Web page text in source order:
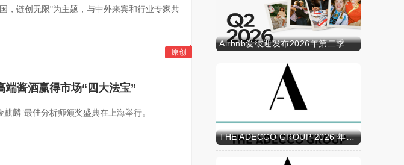
，链创无限"为主题，与中外来宾和行业专家共
原创
酱酒赢得市场“四大法宝”
麟”最佳分析师颁奖盛典在上海举行。
Airbnb爱彼迎发布2026年第二季度财务业绩
THE ADECCO GROUP 2026 年半年报